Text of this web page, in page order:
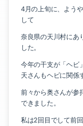
4月の上旬に、よう
して
奈良県の天川村にあ
した。
今年の干支が「ヘビ
天さんもヘビに関係
前々から奥さんが参
できました。
私は2回目でして前